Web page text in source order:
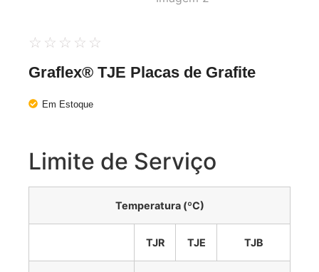
☆ ☆ ☆ ☆ ☆
Graflex® TJE Placas de Grafite
Em Estoque
Limite de Serviço
Temperatura (ºC)
TJR TJE TJB